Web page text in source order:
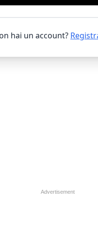
hai un account?